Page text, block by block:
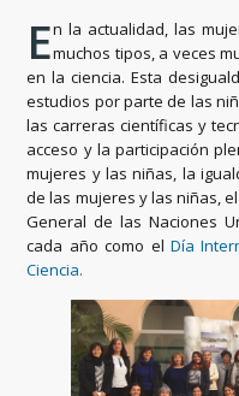
En la actualidad, las
muchos tipos, a veces
en la ciencia. Esta
estudios por parte de las
las carreras científicas y
acceso y la participación
mujeres y las niñas, la
de las mujeres y las niñas,
General de las Naciones
cada año como elDía
Ciencia.